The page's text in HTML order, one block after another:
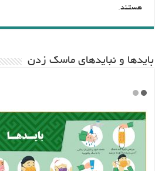
هستند.
باید‌ها و نبایدهای ماسک زدن